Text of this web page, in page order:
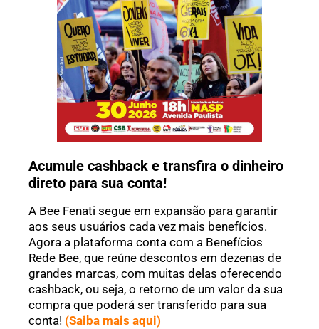
Acumule cashback e transfira o dinheiro
direto para sua conta!
A Bee Fenati segue em expansão para garantir
aos seus usuários cada vez mais benefícios.
Agora a plataforma conta com a Benefícios
Rede Bee, que reúne descontos em dezenas de
grandes marcas, com muitas delas oferecendo
cashback, ou seja, o retorno de um valor da sua
compra que poderá ser transferido para sua
conta! (Saiba mais aqui)